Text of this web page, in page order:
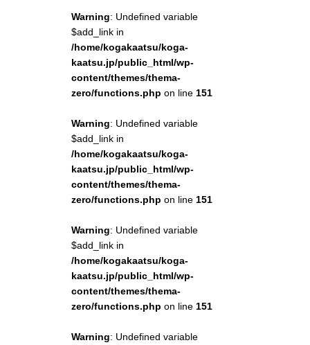
Warning: Undefined variable
$add_link in
/home/kogakaatsu/koga-
kaatsu.jp/public_html/wp-
content/themes/thema-
zero/functions.php on line 151
Warning: Undefined variable
$add_link in
/home/kogakaatsu/koga-
kaatsu.jp/public_html/wp-
content/themes/thema-
zero/functions.php on line 151
Warning: Undefined variable
$add_link in
/home/kogakaatsu/koga-
kaatsu.jp/public_html/wp-
content/themes/thema-
zero/functions.php on line 151
Warning: Undefined variable